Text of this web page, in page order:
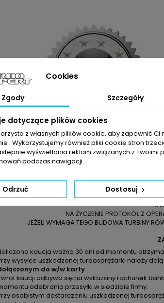
JEŻELI NIE JESTEŚCIE PAŃSTWO PEWNI CO DO
POKRYWAJĄ SIĘ Z NASZYMI ZAPRASZAMY DO
KARTĘ
NA ŻYCZENIE PROTOKÓŁ Z
JEŻELI WYMAGA TEGO BUDOWA TURBINY
kaucja ważna 30 dni od momentu
wysyłce uszkodzonej turbosprężarki należy
do w/w karty.
kaucji odbywa się na wskazany rachunek
odebrania przesyłki w siedzibie firmy.
osobistym dostarczeniu uszkodzonej
Cookies
Zgody Szczegóły
dotyczące plików cookies
z własnych plików cookie, aby zapewnić
. Wykorzystujemy również pliki cookie stron
wyświetlania reklam związanych z
podczas nawigacji.
Odrzuć Dostosuj